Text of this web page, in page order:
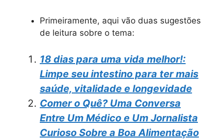
Primeiramente, aqui vão duas sugestões
de leitura sobre o tema:
18 dias para uma vida melhor!:
Limpe seu intestino para ter mais
saúde, vitalidade e longevidade
Comer o Quê? Uma Conversa
Entre Um Médico e Um Jornalista
Curioso Sobre a Boa Alimentação